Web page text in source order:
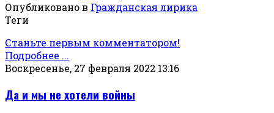
Опубликовано в Гражданская лирика
Теги
Станьте первым комментатором!
Подробнее ...
Воскресенье, 27 февраля 2022 13:16
Да и мы не хотели войны